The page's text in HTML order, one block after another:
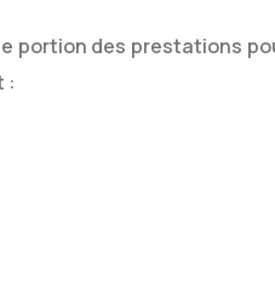
portion des prestations
: